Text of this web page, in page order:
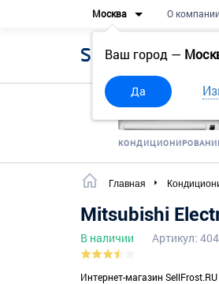
Москва
Ваш город —
Да
О компании
SellFrost
Главная
Mitsubishi
В наличии Артикул:
Интернет-магазин